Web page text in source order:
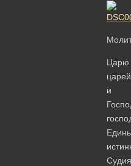
Царю
царей
и
Судия